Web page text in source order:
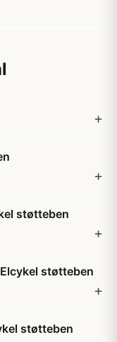
støtteben
støtteben
støtteben